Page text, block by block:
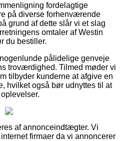
fordelagtige
på diverse forhenværende
grund af dette slår vi et slag
omtaler af Westin
du bestiller.
pålidelige genveje
troværdighed. Tilmed møder vi
tilbyder kunderne at afgive en
hvilket også bør udnyttes til at
af annonceindtægter. Vi
firmaer da vi annoncerer